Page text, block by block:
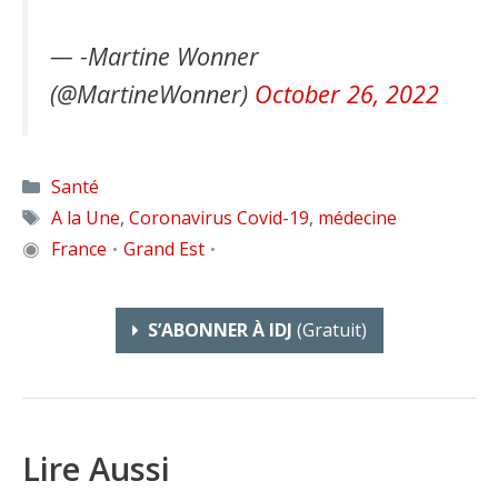
— -Martine Wonner
(@MartineWonner) October 26, 2022
Catégories
Santé
Étiquettes
A la Une, Coronavirus Covid-19, médecine
◉ France • Grand Est •
S’ABONNER À IDJ (gratuit)
Lire Aussi